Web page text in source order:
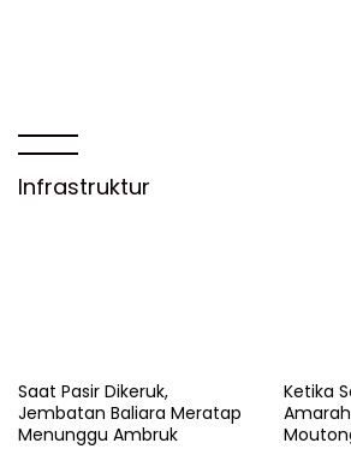
Infrastruktur
Saat Pasir Dikeruk,
Jembatan Baliara Meratap
Menunggu Ambruk
Ketika